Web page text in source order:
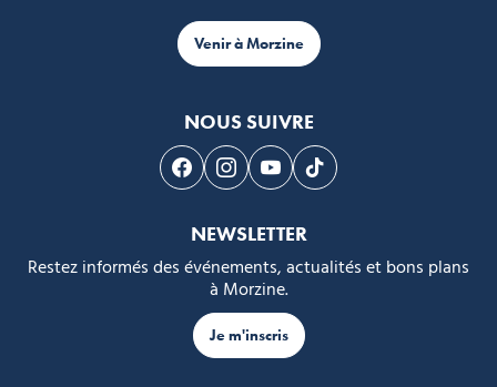
Venir à Morzine
NOUS SUIVRE
Suivez-nous sur Facebook
Suivez-nous sur Instagram
Suivez-nous sur Youtube
Suivez-nous sur
NEWSLETTER
Restez informés des événements, actualités et bons plans
à Morzine.
Je m'inscris